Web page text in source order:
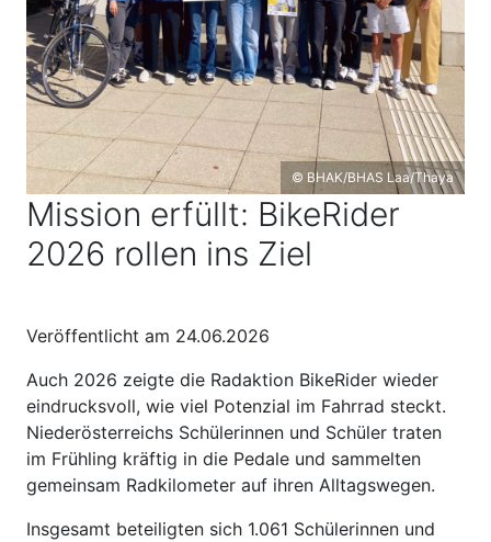
Mission erfüllt: BikeRider
2026 rollen ins Ziel
Veröffentlicht am 24.06.2026
Auch 2026 zeigte die Radaktion BikeRider wieder
eindrucksvoll, wie viel Potenzial im Fahrrad steckt.
Niederösterreichs Schülerinnen und Schüler traten
im Frühling kräftig in die Pedale und sammelten
gemeinsam Radkilometer auf ihren Alltagswegen.
Insgesamt beteiligten sich 1.061 Schülerinnen und
© BHAK/BHAS Laa/Thaya